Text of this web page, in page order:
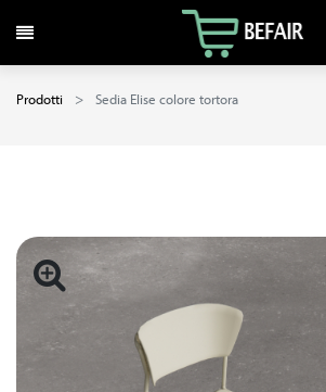
Attiva / disattiva la navigazione
Prodotti Sedia Elise colore tortora